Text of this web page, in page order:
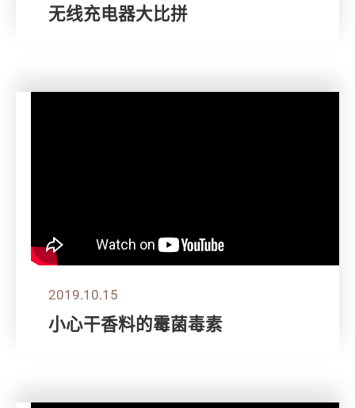
无线充电器大比拼
2019.10.15
小心干香料的霉菌毒素